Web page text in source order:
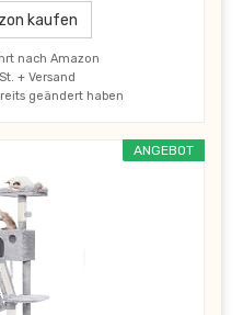
kaufen
nach Amazon
+ Versand
geändert haben
ANGEBOT